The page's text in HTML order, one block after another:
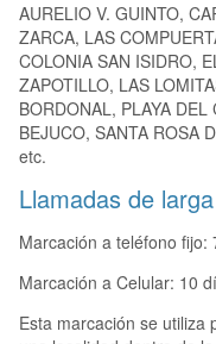
AURELIO V. GUINTO,
ZARCA, LAS
COLONIA SAN ISIDRO,
ZAPOTILLO, LAS
BORDONAL, PLAYA
BEJUCO, SANTA ROSA
etc.
Llamadas de
Marcación a teléfono
Marcación a Celular: 10
Esta marcación se utiliza